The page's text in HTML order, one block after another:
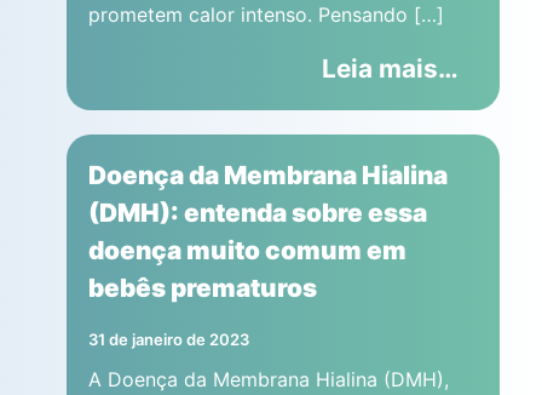
prometem calor intenso. Pensando […]
Leia mais…
Doença da Membrana Hialina
(DMH): entenda sobre essa
doença muito comum em
bebês prematuros
31 de janeiro de 2023
A Doença da Membrana Hialina (DMH),